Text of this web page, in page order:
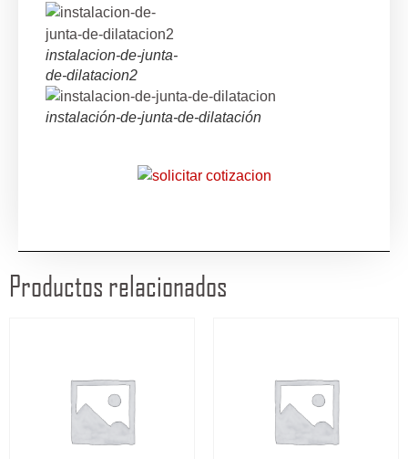
instalacion-de-junta-
de-dilatacion2
instalación-de-junta-de-dilatación
Productos relacionados